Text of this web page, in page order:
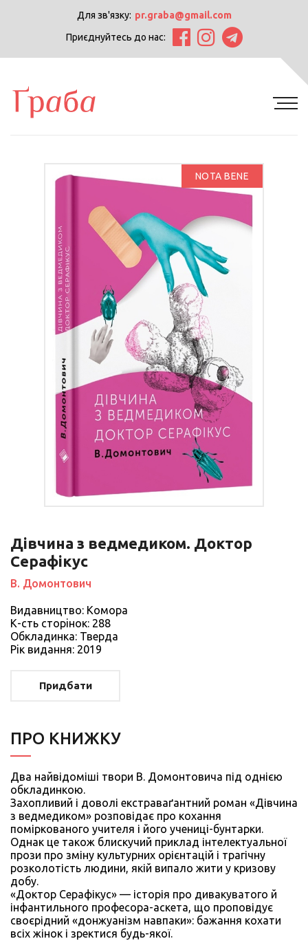
Для зв'язку: pr.graba@gmail.com
Приєднуйтесь до нас:
NOTA BENE
Дівчина з ведмедиком. Доктор
Серафікус
В. Домонтович
Видавництво: Комора
К-сть сторiнок: 288
Обкладинка: Тверда
Рiк видання: 2019
Придбати
ПРО КНИЖКУ
Два найвідоміші твори В. Домонтовича під однією
обкладинкою.
Захопливий і доволі екстраваґантний роман «Дівчина
з ведмедиком» розповідає про кохання
поміркованого учителя і його учениці-бунтарки.
Однак це також блискучий приклад інтелектуальної
прози про зміну культурних орієнтацій і трагічну
розколотість людини, якій випало жити у кризову
добу.
«Доктор Серафікус» — історія про дивакуватого й
інфантильного професора-аскета, що проповідує
своєрідний «донжуанізм навпаки»: бажання кохати
всіх жінок і зректися будь-якої.